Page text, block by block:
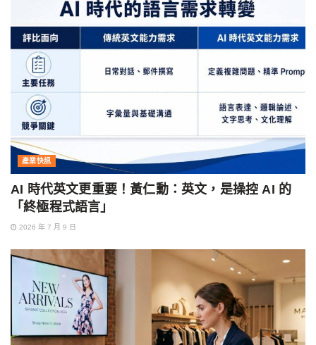
產業快訊
AI 時代英文更重要！黃仁勳：英文，是操控 AI 的
「終極程式語言」
2026 年 7 月 9 日